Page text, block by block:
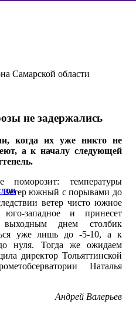
Самарской области
не задержались
когда их уже никто не
а к началу следующей
температуры
Ветер южный с порывами до
ветер чисто южное
западное и принесет
днем столбик
уже лишь до -5-10, а к
нуля. Тогда же ожидаем
директор Тольяттинской
Наталья
Андрей Валерьев